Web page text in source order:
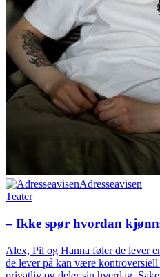
Adresseavisen
Teater
– Ikke spør hvordan
Alex, Pil og Hanna føler de lever
de lever på kan være